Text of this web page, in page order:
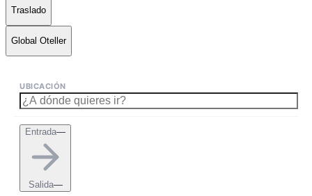
Traslado
Global Oteller
UBICACIÓN
Entrada—
Salida—